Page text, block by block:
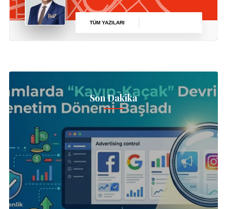
TÜM YAZILARI
Son Dakika